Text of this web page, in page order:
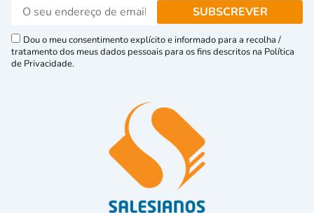
Dou o meu consentimento explícito e informado para a recolha /
tratamento dos meus dados pessoais para os fins descritos na Política
de Privacidade.